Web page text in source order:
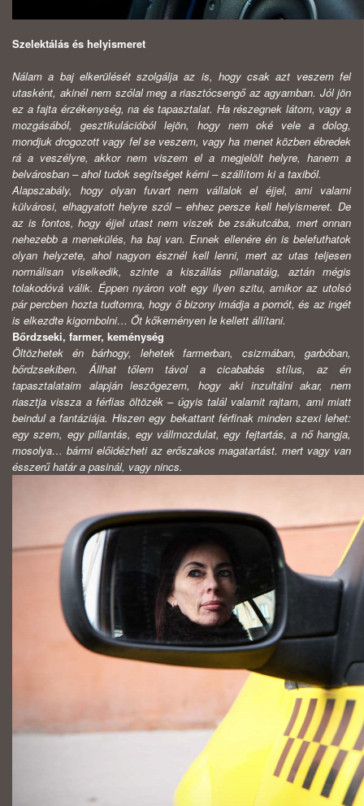
Szelektálás és helyismeret
Nálam a baj elkerülését szolgálja az is, hogy csak azt veszem fel
utasként, akinél nem szólal meg a riasztócsengő az agyamban. Jól jön
ez a fajta érzékenység, na és tapasztalat. Ha részegnek látom, vagy a
mozgásából, gesztikulációból lejön, hogy nem oké vele a dolog,
mondjuk drogozott vagy fel se veszem, vagy ha menet közben ébredek
rá a veszélyre, akkor nem viszem el a megjelölt helyre, hanem a
belvárosban – ahol tudok segítséget kérni – szállítom ki a taxiból.
Alapszabály, hogy olyan fuvart nem vállalok el éjjel, ami valami
külvárosi, elhagyatott helyre szól – ehhez persze kell helyismeret. De
az is fontos, hogy éjjel utast nem viszek be zsákutcába, mert onnan
nehezebb a menekülés, ha baj van. Ennek ellenére én is belefuthatok
olyan helyzete, ahol nagyon észnél kell lenni, mert az utas teljesen
normálisan viselkedik, szinte a kiszállás pillanatáig, aztán mégis
tolakodóvá válik. Éppen nyáron volt egy ilyen szitu, amikor az utolsó
pár percben hozta tudtomra, hogy ő bizony imádja a pornót, és az ingét
is elkezdte kigombolni… Őt kőkeményen le kellett állítani.
Bőrdzseki, farmer, keménység
Öltözhetek én bárhogy, lehetek farmerban, csizmában, garbóban,
bőrdzsekiben. Állhat tőlem távol a cicababás stílus, az én
tapasztalataim alapján leszögezem, hogy aki inzultálni akar, nem
riasztja vissza a férfias öltözék – úgyis talál valamit rajtam, ami miatt
beindul a fantáziája. Hiszen egy bekattant férfinak minden szexi lehet:
egy szem, egy pillantás, egy vállmozdulat, egy fejtartás, a nő hangja,
mosolya… bármi előidézheti az erőszakos magatartást. mert vagy van
ésszerű határ a pasinál, vagy nincs.